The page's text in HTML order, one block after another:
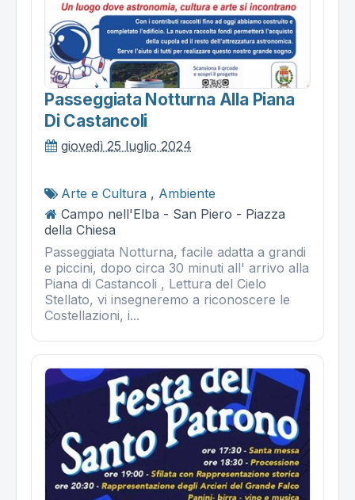
Passeggiata Notturna Alla Piana
Di Castancoli
giovedì 25 luglio 2024
Arte e Cultura , Ambiente
Campo nell'Elba - San Piero - Piazza
della Chiesa
Passeggiata Notturna, facile adatta a grandi
e piccini, dopo circa 30 minuti all' arrivo alla
Piana di Castancoli , Lettura del Cielo
Stellato, vi insegneremo a riconoscere le
Costellazioni, i...